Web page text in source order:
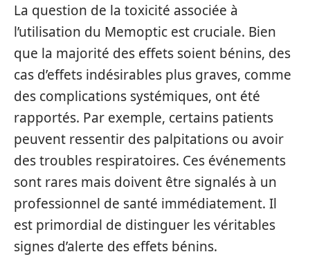
La question de la toxicité associée à
l’utilisation du Memoptic est cruciale. Bien
que la majorité des effets soient bénins, des
cas d’effets indésirables plus graves, comme
des complications systémiques, ont été
rapportés. Par exemple, certains patients
peuvent ressentir des palpitations ou avoir
des troubles respiratoires. Ces événements
sont rares mais doivent être signalés à un
professionnel de santé immédiatement. Il
est primordial de distinguer les véritables
signes d’alerte des effets bénins.